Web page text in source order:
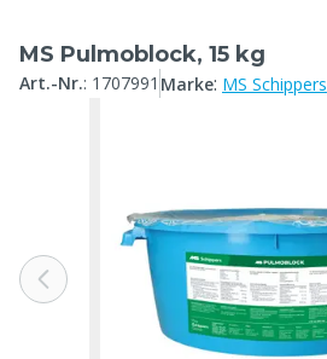
MS Pulmoblock, 15 kg
Art.-Nr.: 1707991 Marke: MS Schippers